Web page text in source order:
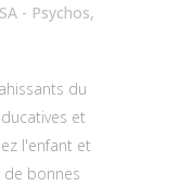
- Psychos,
du
et
l'enfant et
bonnes